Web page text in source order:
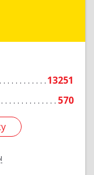
13251
570
офис